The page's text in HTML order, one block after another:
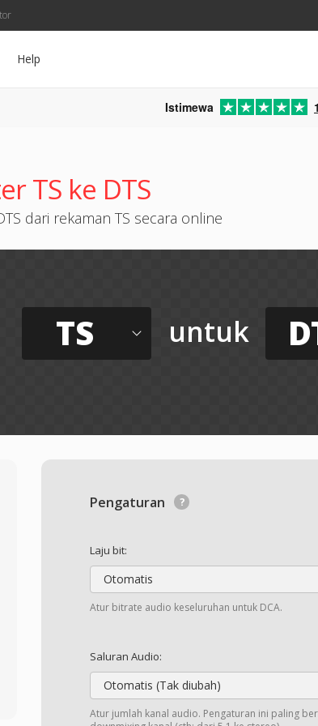
Help
Istimewa
TS ke DTS
dari rekaman TS secara online
TS untuk
Pengaturan
Laju bit:
Otomatis
Atur bitrate audio keseluruhan untuk DCA.
Saluran Audio:
Otomatis (Tak diubah)
Atur jumlah kanal audio. Pengaturan ini paling